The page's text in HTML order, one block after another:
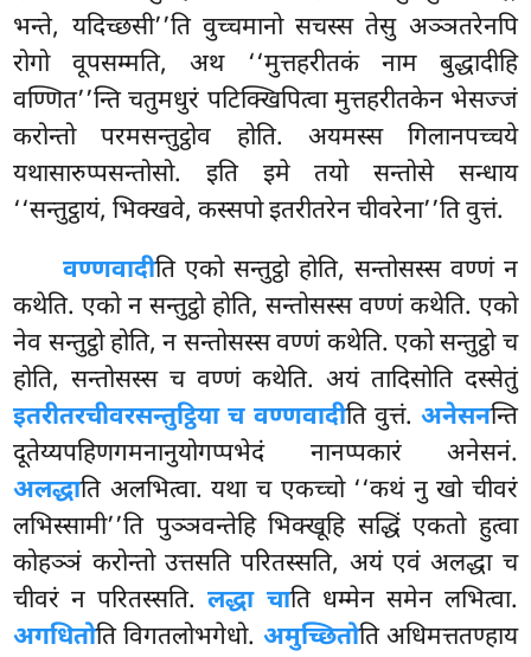
भन्ते, यदिच्छसी’’ति वुच्चमानो सचस्स तेसु अञ्ञतरेनपि
रोगो वूपसम्मति, अथ ‘‘मुत्तहरीतकं नाम बुद्धादीहि
वण्णित’’न्ति चतुमधुरं पटिक्खिपित्वा मुत्तहरीतकेन भेसज्जं
करोन्तो परमसन्तुट्ठोव होति. अयमस्स गिलानपच्चये
यथासारुप्पसन्तोसो. इति इमे तयो सन्तोसे सन्धाय
‘‘सन्तुट्ठायं, भिक्खवे, कस्सपो इतरीतरेन चीवरेना’’ति वुत्तं.
वण्णवादीति एको सन्तुट्ठो होति, सन्तोसस्स वण्णं न
कथेति. एको न सन्तुट्ठो होति, सन्तोसस्स वण्णं कथेति. एको
नेव सन्तुट्ठो होति, न सन्तोसस्स वण्णं कथेति. एको सन्तुट्ठो च
होति, सन्तोसस्स च वण्णं कथेति. अयं तादिसोति दस्सेतुं
इतरीतरचीवरसन्तुट्ठिया च वण्णवादीति वुत्तं. अनेसनन्ति
दूतेय्यपहिणगमनानुयोगप्पभेदं नानप्पकारं अनेसनं.
अलद्धाति अलभित्वा. यथा च एकच्चो ‘‘कथं नु खो चीवरं
लभिस्सामी’’ति पुञ्ञवन्तेहि भिक्खूहि सद्धिं एकतो हुत्वा
कोहञ्ञं करोन्तो उत्तसति परितस्सति, अयं एवं अलद्धा च
चीवरं न परितस्सति.लद्धा चाति धम्मेन समेन लभित्वा.
अगधितोति विगतलोभगेधो. अमुच्छितोति अधिमत्ततण्हाय